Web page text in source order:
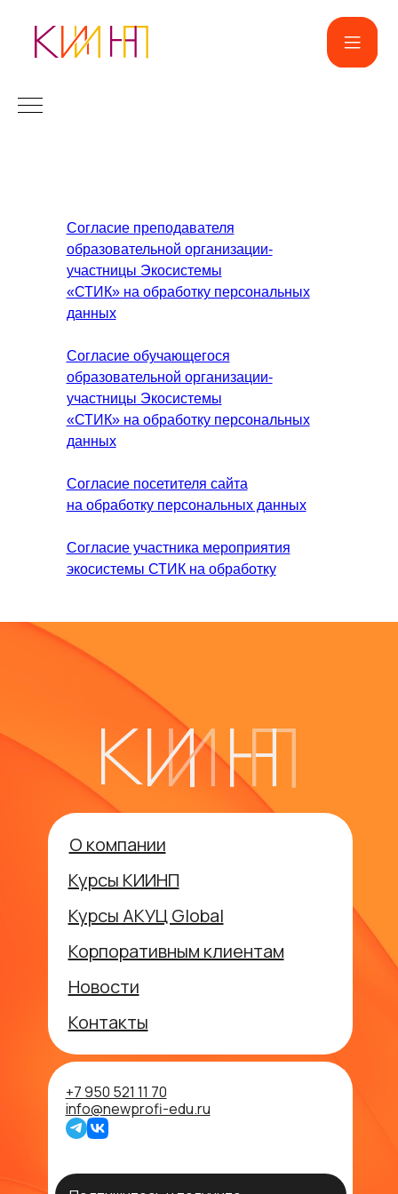
Согласие преподавателя
образовательной организации-
участницы Экосистемы
«СТИК» на обработку персональных
данных
Согласие обучающегося
образовательной организации-
участницы Экосистемы
«СТИК» на обработку персональных
данных
Согласие посетителя сайта
на обработку персональных данных
Согласие участника мероприятия
экосистемы СТИК на обработку
О компании
Курсы АКУЦ Global
Курсы КИИНП
Корпоративным клиентам
Новости
Контакты
+7 950 521 11 70
info@newprofi-edu.ru